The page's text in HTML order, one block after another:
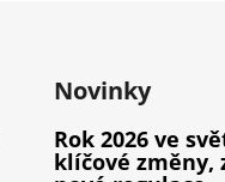
Novinky
Rok 2026 ve
klíčové změny,